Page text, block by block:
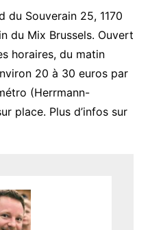
du Souverain 25, 1170
du Mix Brussels. Ouvert
horaires, du matin
20 à 30 euros par
(Herrmann-
place. Plus d’infos sur